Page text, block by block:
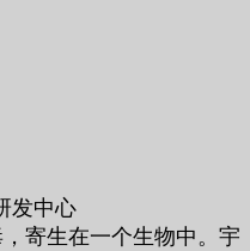
发中心
寄生在一个生物中。宇